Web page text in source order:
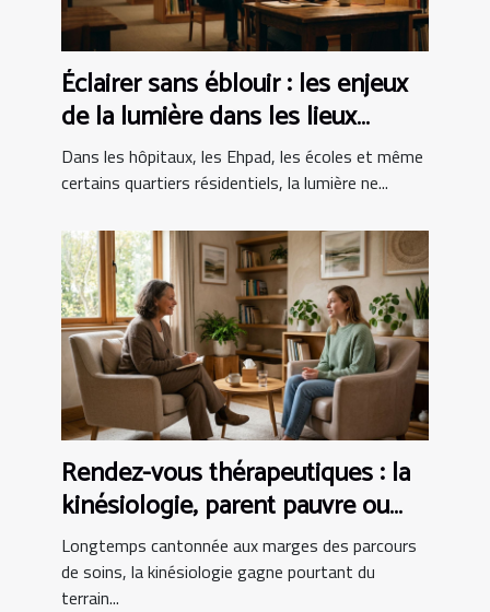
Éclairer sans éblouir : les enjeux
de la lumière dans les lieux
sensibles
Dans les hôpitaux, les Ehpad, les écoles et même
certains quartiers résidentiels, la lumière ne...
Rendez-vous thérapeutiques : la
kinésiologie, parent pauvre ou
alliée incontournable ?
Longtemps cantonnée aux marges des parcours
de soins, la kinésiologie gagne pourtant du
terrain...